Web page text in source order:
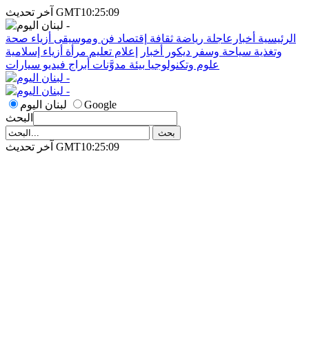
آخر تحديث GMT10:25:09
الرئيسية أخبارعاجلة رياضة ثقافة إقتصاد فن وموسيقى أزياء صحة
وتغذية سياحة وسفر ديكور أخبار إعلام تعليم مرأة أزياء إسلامية
علوم وتكنولوجيا بيئة مدوَّنات أبراج فيديو سيارات
لبنان اليوم
Google
البحث
آخر تحديث GMT10:25:09